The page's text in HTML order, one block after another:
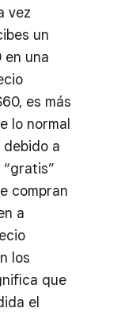
vez
un
una
es más
lo normal
debido a
compran
a
los
que
el